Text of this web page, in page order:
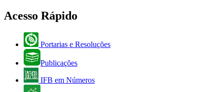
Acesso Rápido
Portarias e Resoluções
Publicações
IFB em Números